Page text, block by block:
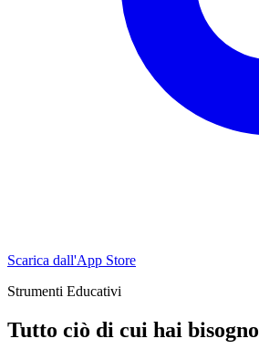
Scarica dall'App Store
Strumenti Educativi
Tutto ciò di cui hai bisogno